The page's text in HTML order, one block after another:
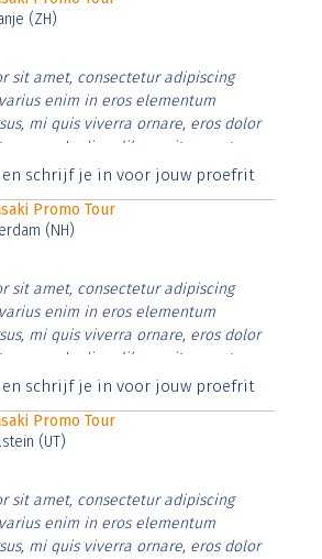
(ZH)
sit amet, consectetur adipiscing
enim in eros elementum
mi quis viverra ornare, eros dolor
commodo diam libero vitae erat.
et justo cursus id rutrum lorem
en schrijf je in voor jouw proefrit
Promo Tour
(NH)
sit amet, consectetur adipiscing
enim in eros elementum
mi quis viverra ornare, eros dolor
commodo diam libero vitae erat.
et justo cursus id rutrum lorem
en schrijf je in voor jouw proefrit
Promo Tour
(UT)
sit amet, consectetur adipiscing
enim in eros elementum
mi quis viverra ornare, eros dolor